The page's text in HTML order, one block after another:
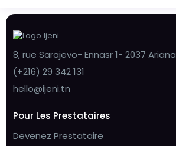
8, rue Sarajevo- Ennasr 1- 2037 Ariana
(+216) 29 342 131
hello@ijeni.tn
Pour Les Prestataires
Devenez Prestataire